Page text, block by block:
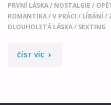
PRVNÍ LÁSKA/ NOSTALGIE /
ROMANTIKA/V PRÁCI / LÍBÁNÍ /
DLOUHOLETÁ LÁSKA/ SEXTING
ČÍST VÍC"BÝVALO